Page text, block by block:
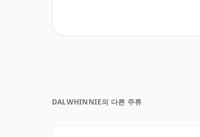
DALWHINNIE의 다른 주류